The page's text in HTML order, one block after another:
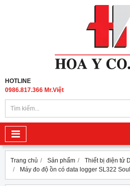
HOTLINE
0986.817.366 Mr.Việt
Trang chủ Sản phẩm
Thiết bị điện tử
Máy đo độ ồn có data logger SL322